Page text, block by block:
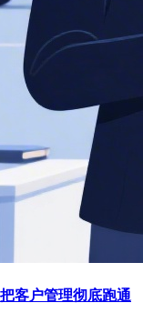
客户管理彻底跑通